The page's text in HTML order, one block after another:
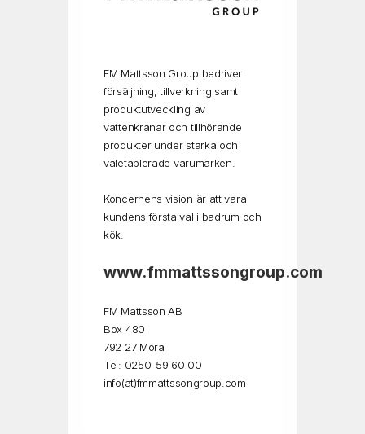
FM Mattsson Group bedriver
försäljning, tillverkning samt
produktutveckling av
vattenkranar och tillhörande
produkter under starka och
väletablerade varumärken.
Koncernens vision är att vara
kundens första val i badrum och
kök.
www.fmmattssongroup.com
FM Mattsson AB
Box 480
792 27 Mora
Tel: 0250-59 60 00
info(at)fmmattssongroup.com